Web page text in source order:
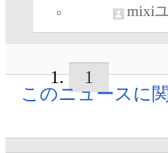
mixi
1
このニュースに